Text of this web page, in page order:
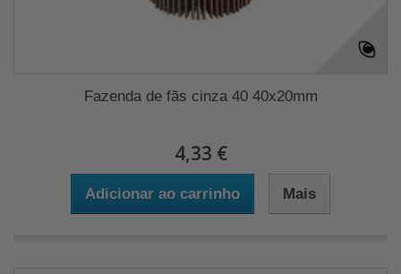
Fazenda de fãs cinza 40 40x20mm
4,33 €
Adicionar ao carrinho Mais